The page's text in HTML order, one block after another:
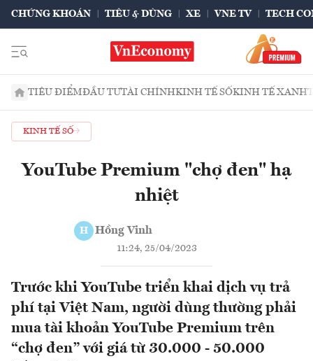
CHỨNG KHOÁN TIÊU & DÙNG XE VNE TV TECH
TIÊU ĐIỂMĐẦU TƯTÀI CHÍNHKINH TẾ SỐKINH TẾ XANH
KINH TẾ SỐ
YouTube Premium "chợ đen" hạ
nhiệt
H Hồng Vinh
11:24, 25/04/2023
Trước khi YouTube triển khai dịch vụ trả
phí tại Việt Nam, người dùng thường phải
mua tài khoản YouTube Premium trên
“chợ đen” với giá từ 30.000 - 50.000